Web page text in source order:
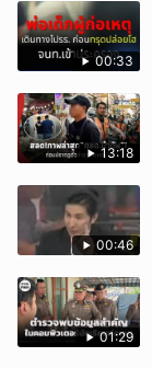
00:33
13:18
00:46
01:29